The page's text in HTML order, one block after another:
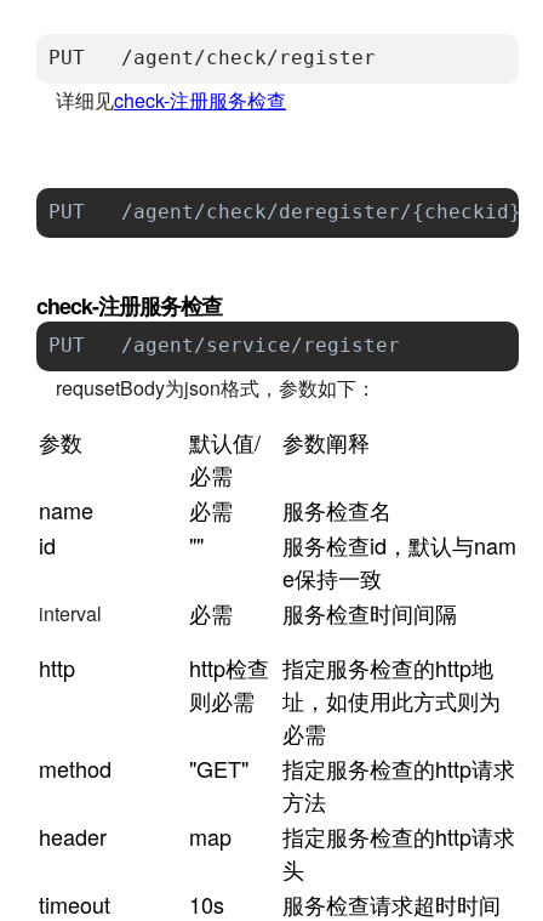
PUT   /agent/check/register
详细见check-注册服务检查
PUT   /agent/check/deregister/{checkid}
check-注册服务检查
PUT   /agent/service/register
requsetBody为json格式，参数如下：
参数
默认值/
必需
参数阐释
name 必需
服务检查名
id
""
服务检查id，默认与nam
e保持一致
interval 必需
服务检查时间间隔
http
http检查
则必需
指定服务检查的http地
址，如使用此方式则为
必需
method
"GET"
指定服务检查的http请求
方法
header
map
指定服务检查的http请求
头
timeout
10s
服务检查请求超时时间